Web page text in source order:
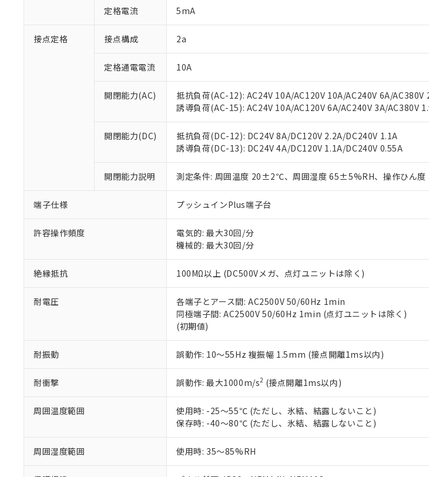
定格電流 5mA
接点定格 接点構成 2a
定格通電電流 10A
開閉能力(AC)
抵抗負荷(AC-12): AC24V 10A/AC120V 10A/AC240V 6A/AC380V
誘導負荷(AC-15): AC24V 10A/AC120V 6A/AC240V 3A/AC380V
開閉能力(DC)
抵抗負荷(DC-12): DC24V 8A/DC120V 2.2A/DC240V 1.1A
誘導負荷(DC-13): DC24V 4A/DC120V 1.1A/DC240V 0.55A
開閉能力説明 測定条件: 周囲温度 20±2℃、周囲湿度 65±5%RH、操作ひん
端子仕様 プッシュインPlus端子台
許容操作頻度
電気的: 最大30回/分
機械的: 最大30回/分
絶縁抵抗 100MΩ以上 (DC500Vメガ、点灯ユニットは除く)
耐電圧
各端子とアース間: AC2500V 50/60Hz 1min
同極端子間: AC2500V 50/60Hz 1min (点灯ユニットは除く)
(初期値)
耐振動 誤動作: 10～55Hz 複振幅 1.5mm (接点開離1ms以内)
耐衝撃 誤動作: 最大1000m/s2 (接点開離1ms以内)
周囲温度範囲
使用時: -25～55℃ (ただし、氷結、結露しないこと)
保存時: -40～80℃ (ただし、氷結、結露しないこと)
周囲湿度範囲 使用時: 35～85%RH
い。
正式な納期状況および標準価格はお客様のお取引先、ま
当社販売員にご相談ください。
オムロン制御機器販売店や当社販売拠点は「販売ネット
在庫状況および標準価格結果を当社の事前の承諾なく第
す。
マイパーツ機能（部品リスト作成サービス）をご利用い
お客様が当ウェブサイト上で当社にご登録された部品リ
が、当社の製品・サービスに関するお客様との取引・商
さい。
※当社の共同利用者とは、"個人情報の共同利用に関し
いる法人を指します。
但し、RoHS指令で産業用監視および制御機器に対する適用除外項目は除く。
※2 対応予定月
部品在庫の切り替え状況などにより、予定月が前後することが
※3 非含有証明書ダウンロード
下記の非含有証明書をダウンロードすることができます。
EU RoHS指令（10物質）の非含有証明書
51物質の非含有証明書（当社基準）
※本証明書は発行日時点で非含有を証明するもので、過去に
また、RoHS指令のフタル酸エステル類４物質の対応では、
混在することから備考欄に対応日を記載しておりました。
り割愛しております。
「○」：最大均質材料含有率が中国RoHSの基準値以下である
「×」：最大均質材料含有率が中国RoHSの基準値を超えてい
*中国RoHS10物質の基準値 (GB/T26572)：
Pb(鉛) :1000ppm、 Hg(水銀) : 1000ppm、 Cd(カドミウム) : 100ppm、
Cr(Ⅵ)(六価クロム) : 1000ppm、 PBBs(ポリ臭化ビフェニル類) : 1000ppm、
DBP(フタル酸ジブチル) : 1000ppm、 DIBP(フタル酸ジイソブチル) : 1000ppm
DEHP(フタル酸ビス(2-エチルヘキシル)) : 1000ppm
※2 環境保護使用期限
「ｅ」：有害物質（10物質）のすべてが基準値以下であること
「10」：通常の使用状況下において有害物質が外部に漏えい
味します。
当社は、これら貴社製品のうち、外国為替および外国貿
当社は貴社製品を、核兵器、ミサイル、化学兵器、生物
置等に一切使用いたしません。
当社は、貴社製品を第三者に販売する場合は、上記1、2
また当社は、販売先および販売に係わる関係者が違法に
たしません。
号
○ 一定数以上の在庫あり
△ 一定数には満たないが在庫あり
－
在庫なし(最新の在庫状況については、お客様のお
機器販売店・当社販売員にご確認ください)
空
白
受注生産機種、また在庫状況の情報を公開していな